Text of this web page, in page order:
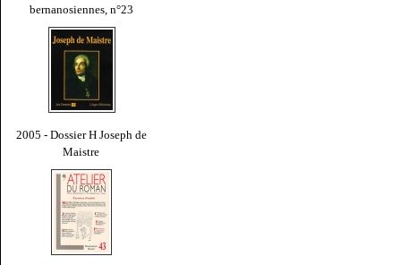
bernanosiennes, n°23
2005 - Dossier H Joseph de
Maistre